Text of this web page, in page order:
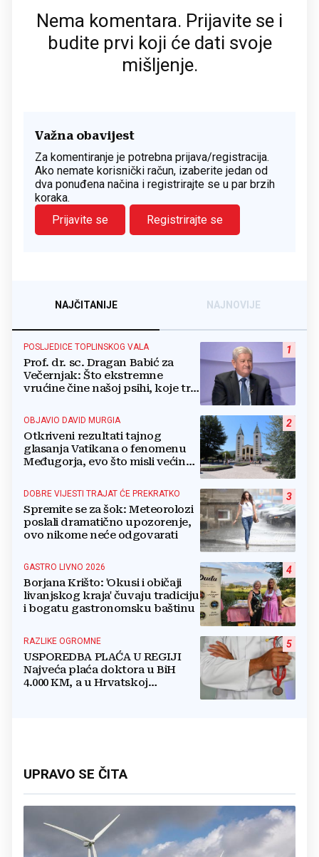
Nema komentara. Prijavite se i
budite prvi koji će dati svoje
mišljenje.
Važna obavijest
Za komentiranje je potrebna prijava/registracija.
Ako nemate korisnički račun, izaberite jedan od
dva ponuđena načina i registrirajte se u par brzih
koraka.
Prijavite se
Registrirajte se
NAJČITANIJE NAJNOVIJE
1
POSLJEDICE TOPLINSKOG VALA
Prof. dr. sc. Dragan Babić za
Večernjak: Što ekstremne
vrućine čine našoj psihi, koje tri
boriti...
2
OBJAVIO DAVID MURGIA
Otkriveni rezultati tajnog
glasanja Vatikana o fenomenu
Međugorja, evo što misli većina
3
DOBRE VIJESTI TRAJAT ĆE PREKRATKO
Spremite se za šok: Meteorolozi
poslali dramatično upozorenje,
ovo nikome neće odgovarati
4
GASTRO LIVNO 2026
Borjana Krišto: 'Okusi i običaji
livanjskog kraja' čuvaju tradiciju
i bogatu gastronomsku baštinu
5
RAZLIKE OGROMNE
USPOREDBA PLAĆA U REGIJI
Najveća plaća doktora u BiH
4.000 KM, a u Hrvatskoj
UPRAVO SE ČITA